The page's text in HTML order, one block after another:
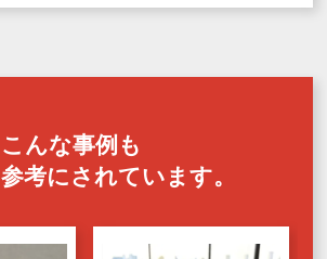
こんな事例も
参考にされています。